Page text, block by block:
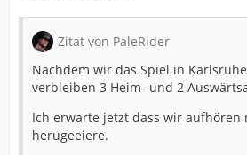
Zitat von PaleRider
Nachdem wir das Spiel in
verbleiben 3 Heim- und 2
Ich erwarte jetzt dass wir aufhören
herugeeiere.